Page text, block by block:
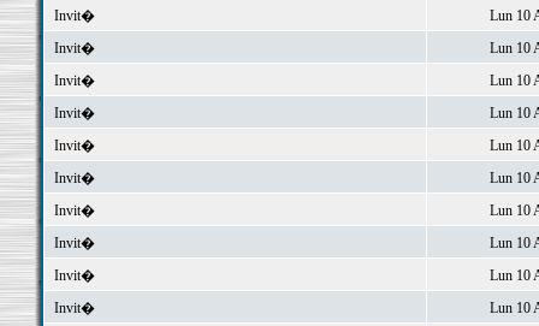
Invit�
Lun 10
Invit�
Lun 10
Invit�
Lun 10
Invit�
Lun 10
Invit�
Lun 10
Invit�
Lun 10
Invit�
Lun 10
Invit�
Lun 10
Invit�
Lun 10
Invit�
Lun 10